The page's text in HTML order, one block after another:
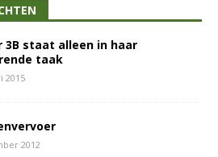
3B staat alleen in haar
taak
2015
2012